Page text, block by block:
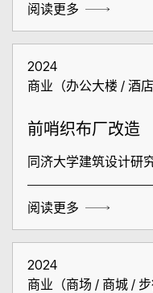
阅读更多
2024
商业（办公大楼 / 酒
前哨织布厂改造
同济大学建筑设计研
阅读更多
2024
商业（商场 / 商城 /